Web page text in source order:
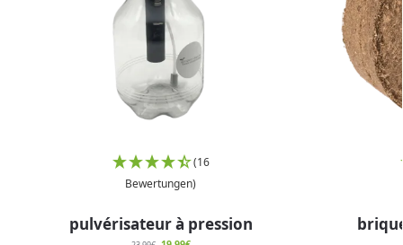
(16
Bewertungen)
pulvérisateur à pression